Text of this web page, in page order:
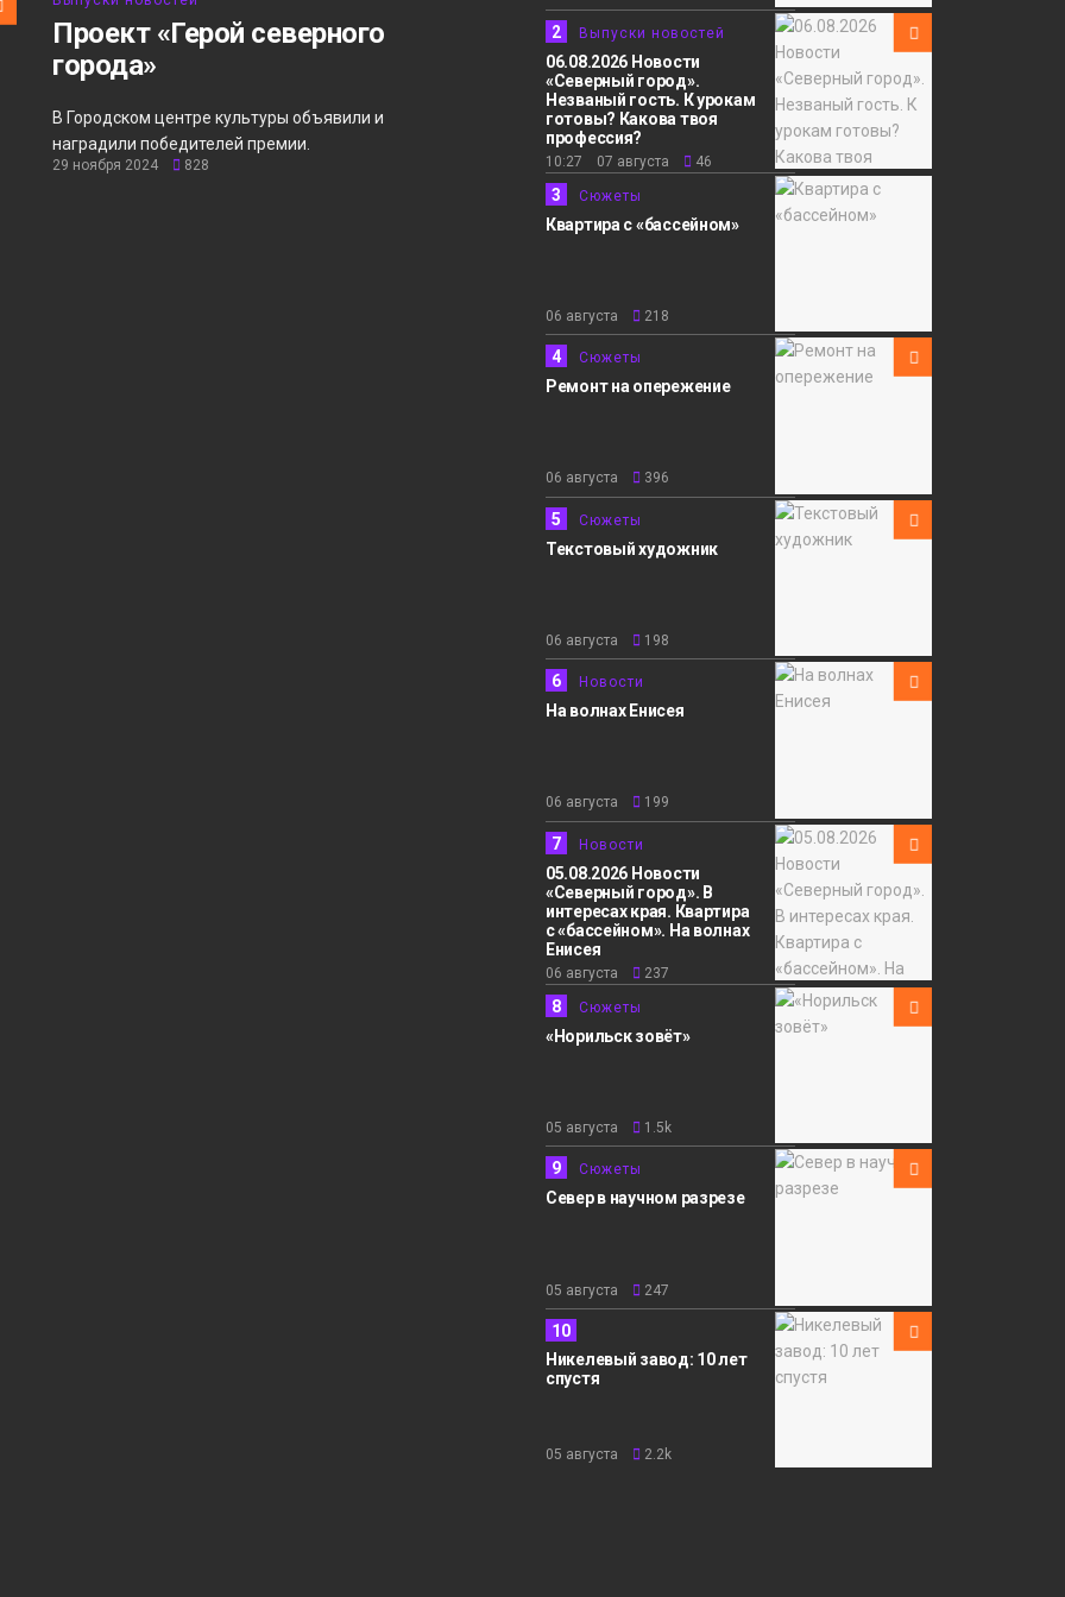
Проект «Герой северного
города»
В Городском центре культуры объявили и
наградили победителей премии.
29 ноября 2024 828
2 Выпуски новостей
06.08.2026 Новости
«Северный город».
Незваный гость. К урокам
готовы? Какова твоя
профессия?
10:27 07 августа 46
3 Сюжеты
Квартира с «бассейном»
06 августа 218
4 Сюжеты
Ремонт на опережение
06 августа 396
5 Сюжеты
Текстовый художник
06 августа 198
6 Новости
На волнах Енисея
06 августа 199
7 Новости
05.08.2026 Новости
«Северный город». В
интересах края. Квартира
с «бассейном». На волнах
Енисея
06 августа 237
8 Сюжеты
«Норильск зовёт»
05 августа 1.5k
9 Сюжеты
Север в научном разрезе
05 августа 247
10
Никелевый завод: 10 лет
спустя
05 августа 2.2k